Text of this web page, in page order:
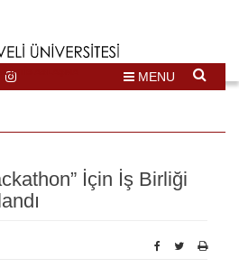
İHTİSASLAŞMA
MENU
İçin İş Birliği